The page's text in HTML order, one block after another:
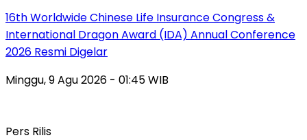
16th Worldwide Chinese Life Insurance Congress &
International Dragon Award (IDA) Annual Conference
2026 Resmi Digelar
Minggu, 9 Agu 2026 - 01:45 WIB
Pers Rilis